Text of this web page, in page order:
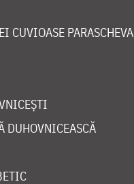
CUVIOASE PARASCHEVA
DUHOVNICEASCĂ